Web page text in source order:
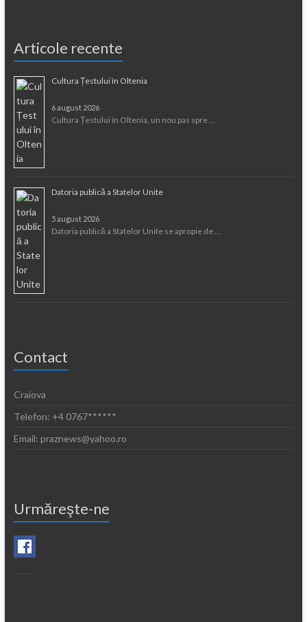
Articole recente
Cultura Țestului în Oltenia
6 august 2026
Cultura Țestului în Oltenia, un nou pas spre …
Datoria publică a Statelor Unite
5 august 2026
Datoria publică a Statelor Unite se apropie de …
Contact
Craiova
Telefon: +4 0767******
Email: praznews@yahoo.ro
Urmăreşte-ne